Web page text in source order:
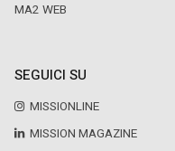
MA2 WEB
SEGUICI SU
MISSIONLINE
MISSION MAGAZINE